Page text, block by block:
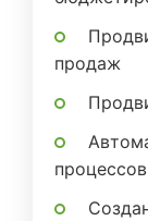
продаж
процессов